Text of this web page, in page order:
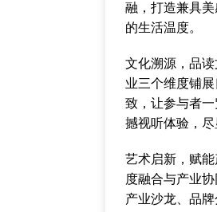
融，打造兼具
的生活温度。
文化溯源，品
业三个维度铺
致，让参与者
撼视听体验，尽
艺术启新，赋
度融合与产业
产业沙龙、品